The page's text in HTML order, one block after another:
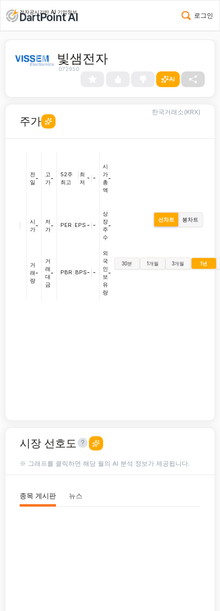
전자공시기반 AI 기업정보 로그인
빛샘전자
072950
AI
주가
한국거래소(KRX)
전
일
-
시
가
-
거
래
량
-
고
가
-
저
가
-
거
래
대
금
-
52주
최고
최
저
- -
PER EPS - -
PBR BPS- -
시
가
총
액
-
상
장
주
수
-
외
국
인
보
유
량
-
선차트 봉차트
30분 1개월 3개월 1년
시장 선호도
※ 그래프를 클릭하면 해당 월의 AI 분석 정보가 제공됩니다.
종목 게시판 뉴스